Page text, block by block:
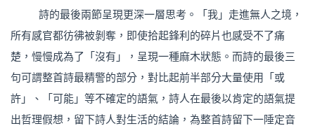
詩的最後兩節呈現更深一層思考。「我」走進無人之境，
所有感官都彷彿被剝奪，即使拾起鋒利的碎片也感受不了痛
楚，慢慢成為了「沒有」，呈現一種麻木狀態。而詩的最後三
句可謂整首詩最精警的部分，對比起前半部分大量使用「或
許」、「可能」等不確定的語氣，詩人在最後以肯定的語氣提
出哲理假想，留下詩人對生活的結論，為整首詩留下一陲定音